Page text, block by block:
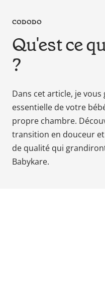
pour
pour
la
au
CODODO
Qu'est ce
?
Dans cet article, je
essentielle de votre
propre chambre.
transition en douceur
de qualité qui
Babykare.